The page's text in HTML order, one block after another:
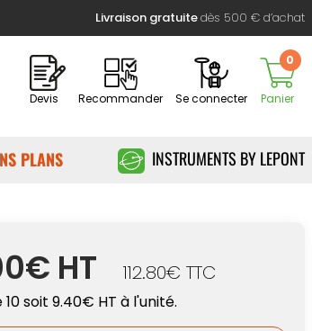
Livraison gratuitedès 500 € d’achat
Devis Recommander Se connecter Panier
0
PLANS INSTRUMENTS BY LEPONT
HT 112.80€ TTC
soit 9.40€ HT à l'unité.